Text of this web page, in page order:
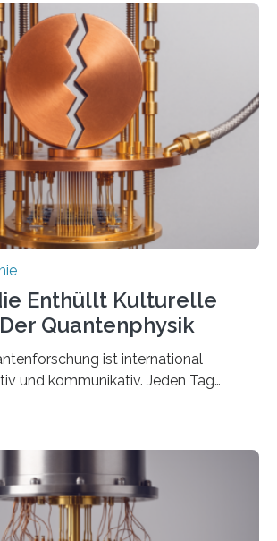
Das hatte man jahrzehntelang
war nach den passenden
gesucht worden, 2024 gelang
TU Wien mit Unterstützung
der entscheidende Durchbruch:
Thorium-Kernübergang wurde
konnte man zeigen, dass sich
nutzen lässt, um hochpräzise…
Enthüllt Kulturelle
Quantenphysik
ist international
und kommunikativ. Jeden Tag
die eng zusammenarbeiten. Neue
Dies ist der Alltag in
Quantentheorie, die dieses Jahr 100
ist, weshalb die UNESCO 2025 zum